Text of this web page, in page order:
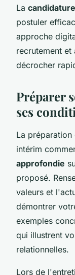
La
postuler
approche
recrutement et
décrocher
Préparer
ses
La
intérim
approfondie
proposé.
valeurs et
démontrer
exemples
qui illustrent
relationnelles.
Lors de